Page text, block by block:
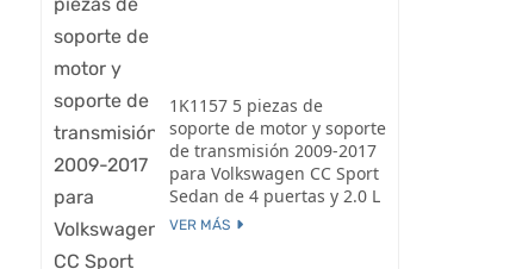
1K1157 5 piezas de
soporte de motor y soporte
de transmisión 2009-2017
para Volkswagen CC Sport
Sedan de 4 puertas y 2.0 L
VER MÁS